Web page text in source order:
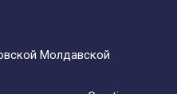
Молдавской